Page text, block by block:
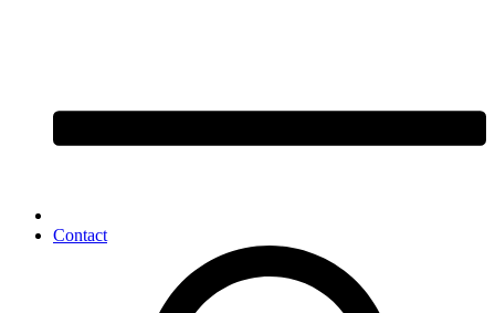
Contact